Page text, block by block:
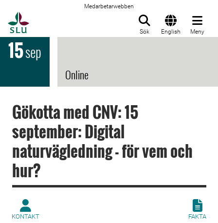
Medarbetarwebben
Sök English Meny
15sep
Online
Gökotta med CNV: 15
september: Digital
naturvägledning - för vem och
hur?
KONTAKT FAKTA